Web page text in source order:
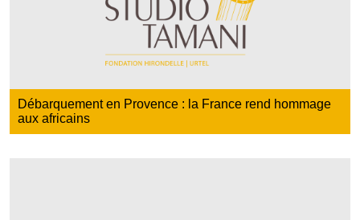
Débarquement en Provence : la France rend hommage
aux africains